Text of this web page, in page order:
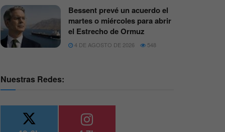
Bessent prevé un acuerdo el
martes o miércoles para abrir
el Estrecho de Ormuz
4 DE AGOSTO DE 2026 548
Nuestras Redes: